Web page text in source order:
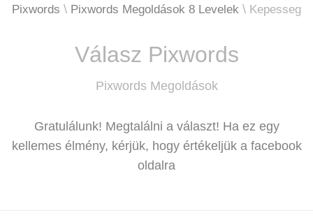
Pixwords Pixwords Megoldások 8 Levelek Kepesseg
Válasz Pixwords
Pixwords Megoldások
Gratulálunk! Megtalálni a választ! Ha ez egy
kellemes élmény, kérjük, hogy értékeljük a facebook
oldalra